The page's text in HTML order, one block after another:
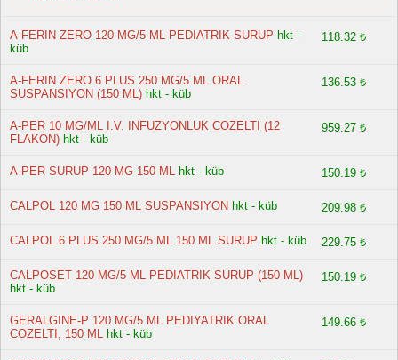
A-FERIN ZERO 120 MG/5 ML PEDIATRIK SURUP hkt -
küb
118.32 ₺
A-FERIN ZERO 6 PLUS 250 MG/5 ML ORAL
SUSPANSIYON (150 ML) hkt - küb
136.53 ₺
A-PER 10 MG/ML I.V. INFUZYONLUK COZELTI (12
FLAKON) hkt - küb
959.27 ₺
A-PER SURUP 120 MG 150 ML hkt - küb 150.19 ₺
CALPOL 120 MG 150 ML SUSPANSIYON hkt - küb 209.98 ₺
CALPOL 6 PLUS 250 MG/5 ML 150 ML SURUP hkt - küb 229.75 ₺
CALPOSET 120 MG/5 ML PEDIATRIK SURUP (150 ML)
hkt - küb
150.19 ₺
GERALGINE-P 120 MG/5 ML PEDIYATRIK ORAL
COZELTI, 150 ML hkt - küb
149.66 ₺